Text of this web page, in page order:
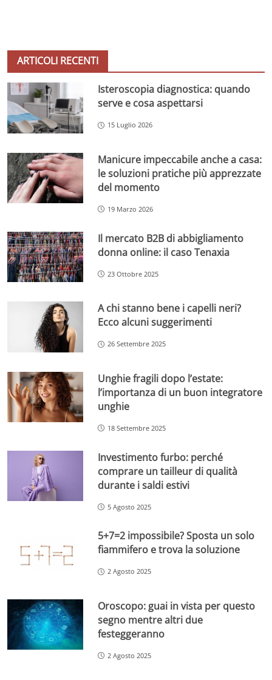
ARTICOLI RECENTI
Isteroscopia diagnostica: quando
serve e cosa aspettarsi
15 Luglio 2026
Manicure impeccabile anche a casa:
le soluzioni pratiche più apprezzate
del momento
19 Marzo 2026
Il mercato B2B di abbigliamento
donna online: il caso Tenaxia
23 Ottobre 2025
A chi stanno bene i capelli neri?
Ecco alcuni suggerimenti
26 Settembre 2025
Unghie fragili dopo l’estate:
l’importanza di un buon integratore
unghie
18 Settembre 2025
Investimento furbo: perché
comprare un tailleur di qualità
durante i saldi estivi
5 Agosto 2025
5+7=2 impossibile? Sposta un solo
fiammifero e trova la soluzione
2 Agosto 2025
Oroscopo: guai in vista per questo
segno mentre altri due
festeggeranno
2 Agosto 2025